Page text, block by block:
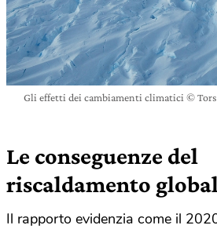
Gli effetti dei cambiamenti climatici ©
Le conseguenze del
riscaldamento
Il rapporto evidenzia come il